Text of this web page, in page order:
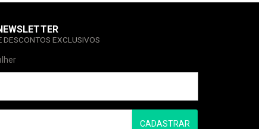
DESCONTOS EXCLUSIVOS
CADASTRAR